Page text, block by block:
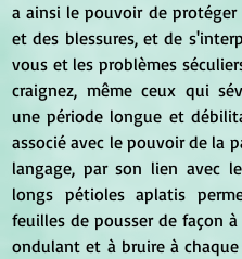
a ainsi le pouvoir de
et des blessures, et de
vous et les problèmes
craignez, même ceux qui
une période longue et
associé avec le pouvoir de la
langage, par son lien avec
longs pétioles aplatis
feuilles de pousser de façon
ondulant et à bruire à